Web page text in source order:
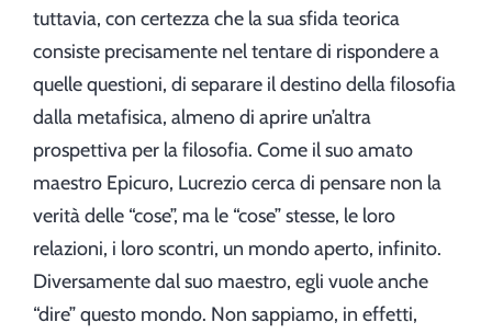
tuttavia, con certezza che la sua sfida teorica
consiste precisamente nel tentare di rispondere a
quelle questioni, di separare il destino della filosofia
dalla metafisica, almeno di aprire un’altra
prospettiva per la filosofia. Come il suo amato
maestro Epicuro, Lucrezio cerca di pensare non la
verità delle “cose”, ma le “cose” stesse, le loro
relazioni, i loro scontri, un mondo aperto, infinito.
Diversamente dal suo maestro, egli vuole anche
“dire” questo mondo. Non sappiamo, in effetti,